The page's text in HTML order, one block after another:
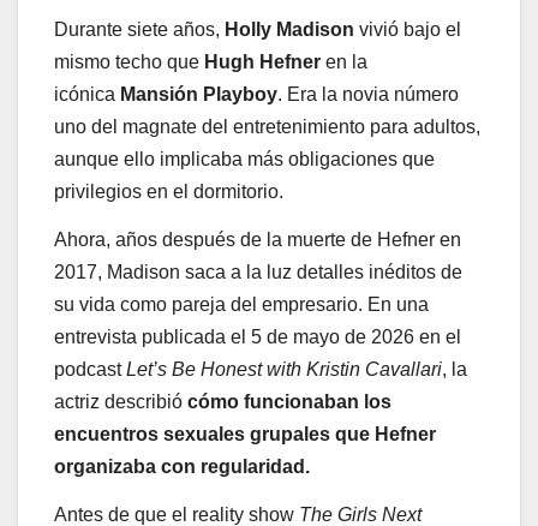
Durante siete años, Holly Madison vivió bajo el
mismo techo que Hugh Hefner en la
icónica Mansión Playboy. Era la novia número
uno del magnate del entretenimiento para adultos,
aunque ello implicaba más obligaciones que
privilegios en el dormitorio.
Ahora, años después de la muerte de Hefner en
2017, Madison saca a la luz detalles inéditos de
su vida como pareja del empresario. En una
entrevista publicada el 5 de mayo de 2026 en el
podcastLet’s Be Honest with Kristin Cavallari, la
actriz describió cómo funcionaban los
encuentros sexuales grupales que Hefner
organizaba con regularidad.
Antes de que el reality show The Girls Next